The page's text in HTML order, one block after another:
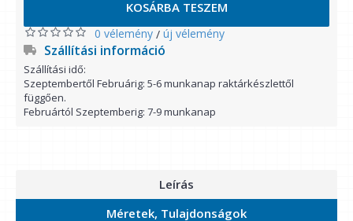
KOSÁRBA TESZEM
0 vélemény / új vélemény
Szállítási információ
Szállítási idő:
Szeptembertől Februárig: 5-6 munkanap raktárkészlettől
függően.
Februártól Szeptemberig: 7-9 munkanap
Leírás
Méretek, Tulajdonságok